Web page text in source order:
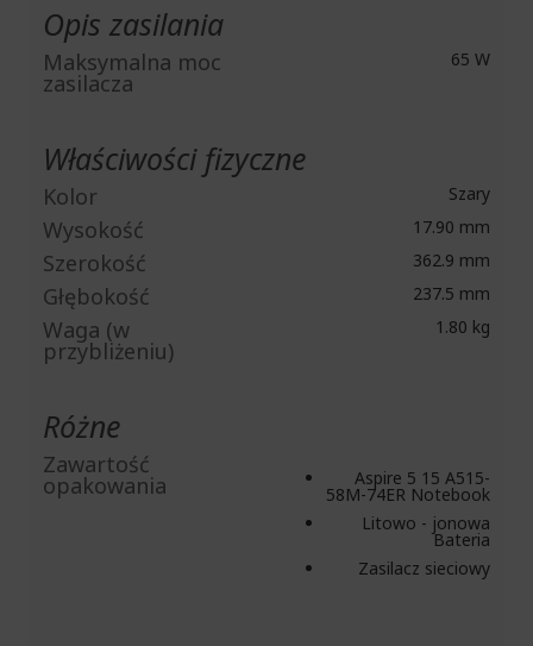
Opis zasilania
Maksymalna moc
zasilacza
65 W
Właściwości fizyczne
Kolor Szary
Wysokość 17.90 mm
Szerokość 362.9 mm
Głębokość 237.5 mm
Waga (w
przybliżeniu)
1.80 kg
Różne
Zawartość
opakowania Aspire 5 15 A515-
58M-74ER Notebook
Litowo - jonowa
Bateria
Zasilacz sieciowy